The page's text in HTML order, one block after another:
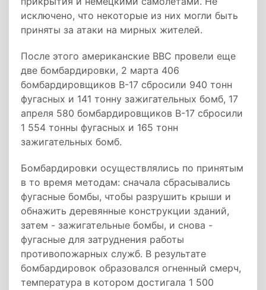
исключено, что некоторые из них могли быть
приняты за атаки на мирных жителей.
После этого американские ВВС провели еще
две бомбардировки, 2 марта 406
бомбардировщиков B-17 сбросили 940 тонн
фугасных и 141 тонну зажигательных бомб, 17
апреля 580 бомбардировщиков B-17 сбросили
1 554 тонны фугасных и 165 тонн
зажигательных бомб.
Бомбардировки осуществлялись по принятым
в то время методам: сначала сбрасывались
фугасные бомбы, чтобы разрушить крыши и
обнажить деревянные конструкции зданий,
затем - зажигательные бомбы, и снова -
фугасные для затруднения работы
противопожарных служб. В результате
бомбардировок образовался огненный смерч,
температура в котором достигала 1 500